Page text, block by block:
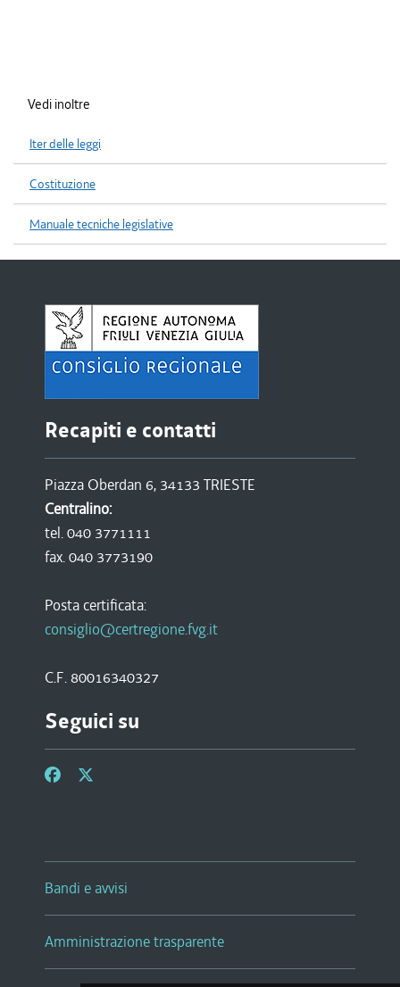
Vedi inoltre
Iter delle leggi
Costituzione
Manuale tecniche legislative
Recapiti e contatti
Piazza Oberdan 6, 34133 TRIESTE
Centralino:
tel. 040 3771111
fax. 040 3773190
Posta certificata:
consiglio@certregione.fvg.it
C.F. 80016340327
Seguici su
Bandi e avvisi
Amministrazione trasparente